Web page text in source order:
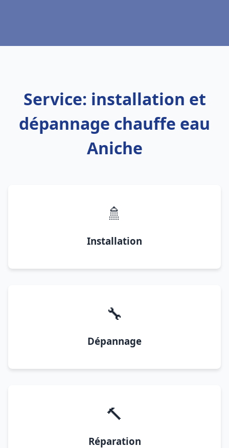
Service: installation et
dépannage chauffe eau
Aniche
🚿
Installation
🔧
Dépannage
🔨
Réparation